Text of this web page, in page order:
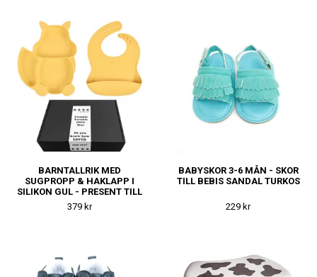
BARNTALLRIK MED
SUGPROPP & HAKLAPP I
SILIKON GUL - PRESENT TILL
BEBIS
379 kr
BABYSKOR 3-6 MÅN - SKOR
TILL BEBIS SANDAL TURKOS
229 kr